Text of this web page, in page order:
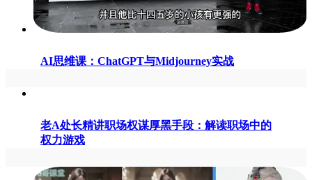
AI思维课：ChatGPT与Midjourney实战
老A处长精讲职场权谋厚黑手段：解读职场中的
权力游戏